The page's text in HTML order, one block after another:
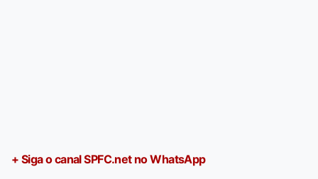
+ Siga o canal SPFC.net no WhatsApp